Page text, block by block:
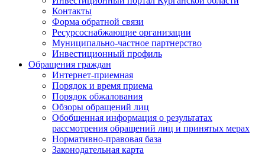
Контакты
Форма обратной связи
Ресурсоснабжающие организации
Муниципально-частное партнерство
Инвестиционный профиль
Обращения граждан
Интернет-приемная
Порядок и время приема
Порядок обжалования
Обзоры обращений лиц
Обобщенная информация о результатах
рассмотрения обращений лиц и принятых мерах
Нормативно-правовая база
Законодательная карта